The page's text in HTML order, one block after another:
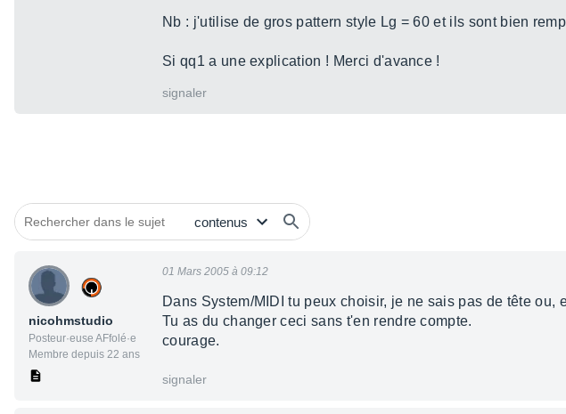
Nb : j'utilise de gros pattern style Lg = 60 et ils sont bien
Si qq1 a une explication ! Merci d'avance !
signaler
nicohmstudio
Posteur·euse AFfolé·e
Membre depuis 22 ans
01 Mars 2005 à 09:12
Dans System/MIDI tu peux choisir, je ne sais pas de tête
Tu as du changer ceci sans t'en rendre compte.
courage.
signaler